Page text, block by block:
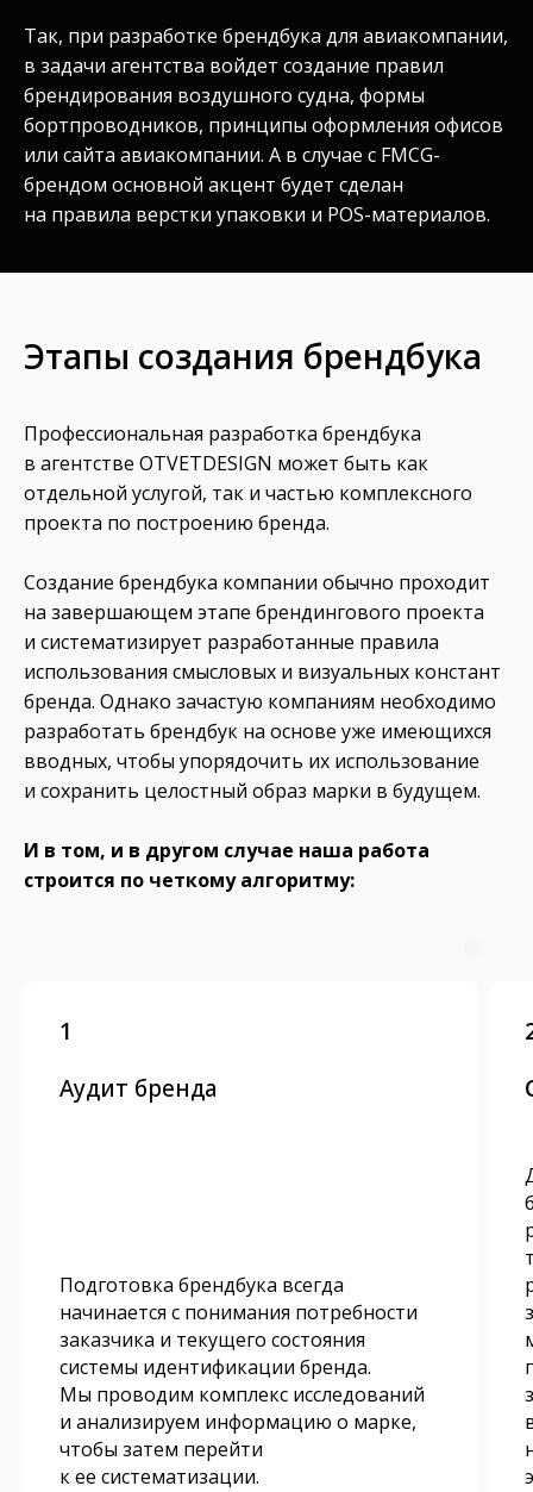
Так, при разработке брендбука для авиакомпании,
в задачи агентства войдет создание правил
брендирования воздушного судна, формы
бортпроводников, принципы оформления офисов
или сайта авиакомпании. А в случае с FMCG-
брендом основной акцент будет сделан
на правила верстки упаковки и POS-материалов.
Этапы создания брендбука
Профессиональная разработка брендбука
в агентстве OTVETDESIGN может быть как
отдельной услугой, так и частью комплексного
проекта по построению бренда.
Создание брендбука компании обычно проходит
на завершающем этапе брендингового проекта
и систематизирует разработанные правила
использования смысловых и визуальных констант
бренда. Однако зачастую компаниям необходимо
разработать брендбук на основе уже имеющихся
вводных, чтобы упорядочить их использование
и сохранить целостный образ марки в будущем.
И в том, и в другом случае наша работа
строится по четкому алгоритму:
1
Аудит бренда
Подготовка брендбука всегда
начинается с понимания потребности
заказчика и текущего состояния
системы идентификации бренда.
Мы проводим комплекс исследований
и анализируем информацию о марке,
чтобы затем перейти
к ее систематизации.